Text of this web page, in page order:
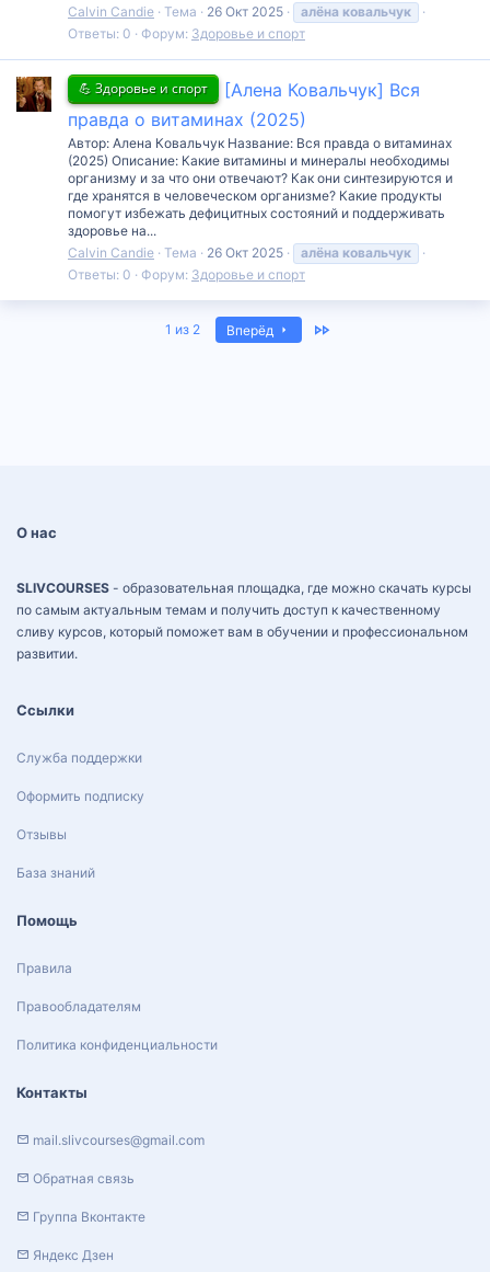
Calvin Candie Тема 26 Окт 2025 алёна ковальчук
Ответы: 0
Форум: Здоровье и спорт
💪 Здоровье и спорт
[Алена Ковальчук] Вся
правда о витаминах (2025)
Автор: Алена Ковальчук Название: Вся правда о витаминах
(2025) Описание: Какие витамины и минералы необходимы
организму и за что они отвечают? Как они синтезируются и
где хранятся в человеческом организме? Какие продукты
помогут избежать дефицитных состояний и поддерживать
здоровье на...
Calvin Candie Тема 26 Окт 2025 алёна ковальчук
Ответы: 0
Форум: Здоровье и спорт
1 из 2 Вперёд
О нас
SLIVCOURSES - образовательная площадка, где можно скачать курсы
по самым актуальным темам и получить доступ к качественному
сливу курсов, который поможет вам в обучении и профессиональном
развитии.
Ссылки
Служба поддержки
Оформить подписку
Отзывы
База знаний
Помощь
Правила
Правообладателям
Политика конфиденциальности
Контакты
mail.slivcourses@gmail.com
Обратная связь
Группа Вконтакте
Яндекс Дзен